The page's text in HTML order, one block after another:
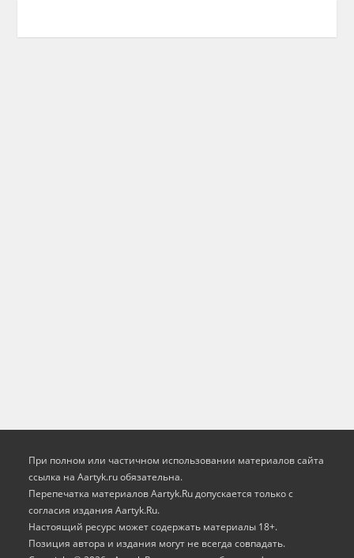
При полном или частичном использовании материалов сайта
ссылка на Aartyk.ru oбязательна.
Перепечатка материалов Aartyk.Ru допускается только с
согласия издания Aartyk.Ru.
Настоящий ресурс может содержать материалы 18+.
Позиция автора и издания могут не всегда совпадать.